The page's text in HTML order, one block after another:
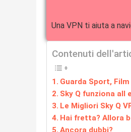
Una VPN ti aiuta a
Contenuti
Guarda Sport,
Sky Q funziona all
Le Migliori Sky Q
Hai fretta? Allora
Ancora dubbi?